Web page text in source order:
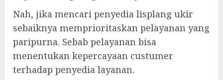
Nah, jika mencari penyedia lisplang ukir
sebaiknya memprioritaskan pelayanan yang
paripurna. Sebab pelayanan bisa
menentukan kepercayaan custumer
terhadap penyedia layanan.